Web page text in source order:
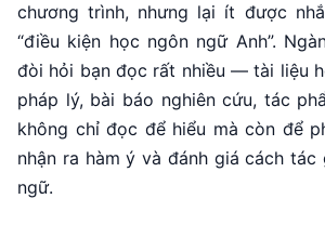
chương trình, nhưng lại ít được
“điều kiện học ngôn ngữ Anh”.
đòi hỏi bạn đọc rất nhiều — tài liệu
pháp lý, bài báo nghiên cứu, tác
không chỉ đọc để hiểu mà còn để
nhận ra hàm ý và đánh giá cách tác
ngữ.